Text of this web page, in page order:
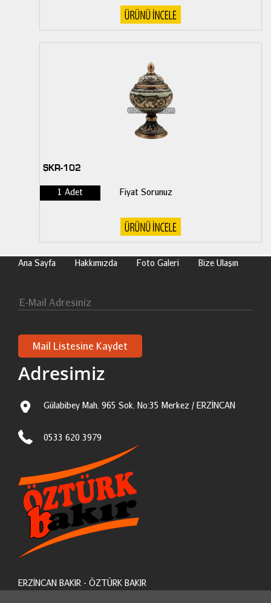
ŞKR-102
1 Adet Fiyat Sorunuz
Ana Sayfa Hakkımızda Foto Galeri Bize Ulaşın
Adresimiz
Gülabibey Mah. 965 Sok. No:35 Merkez / ERZİNCAN
0533 620 3979
ERZİNCAN BAKIR - ÖZTÜRK BAKIR